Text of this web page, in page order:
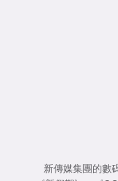
新傳媒集團的數